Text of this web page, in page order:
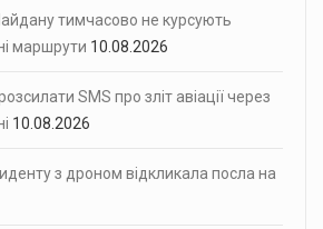
тимчасово не курсують
маршрути 10.08.2026
SMS про зліт авіації через
10.08.2026
з дроном відкликала посла на